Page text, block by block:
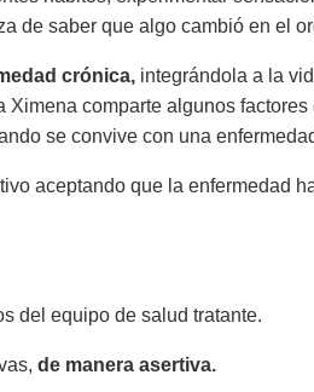
de saber que algo cambió en el
crónica, integrándola a la
Ximena comparte algunos factores
se convive con una
aceptando que la enfermedad
del equipo de salud tratante.
de manera asertiva.